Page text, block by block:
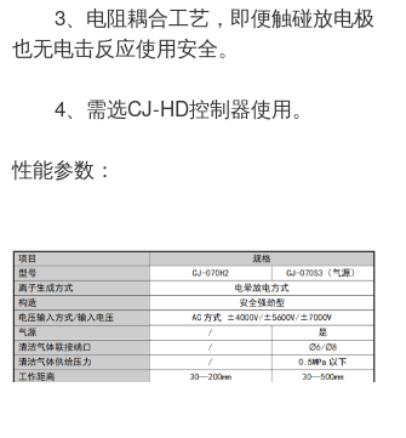
3、电阻耦合工艺，即便触碰放电极
也无电击反应使用安全。
4、需选CJ-HD控制器使用。
性能参数：